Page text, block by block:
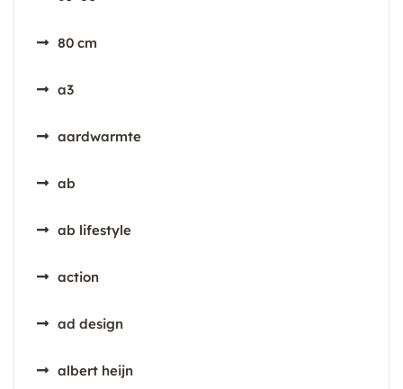
80 cm
a3
aardwarmte
ab
ab lifestyle
action
ad design
albert heijn